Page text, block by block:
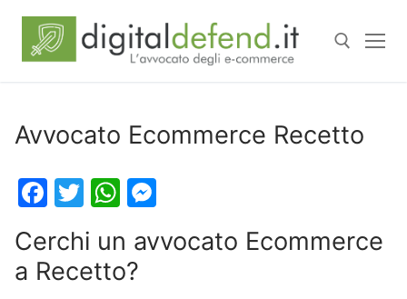
Avvocato Ecommerce Recetto
Facebook
TwitterWhatsApp
Cerchi un avvocato Ecommerce
a Recetto?